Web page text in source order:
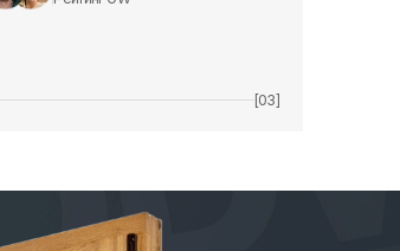
[03]